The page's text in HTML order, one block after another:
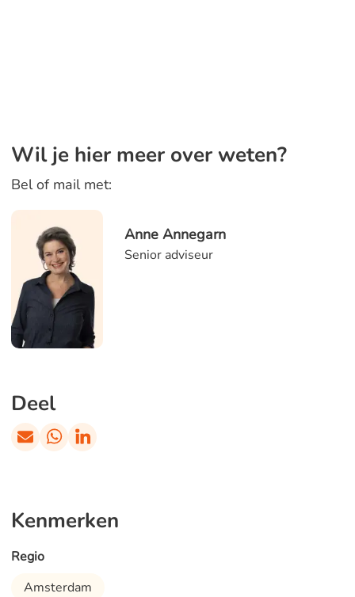
Wil je hier meer over weten?
Bel of mail met:
Anne Annegarn
Senior adviseur
Deel
Kenmerken
Regio
Amsterdam